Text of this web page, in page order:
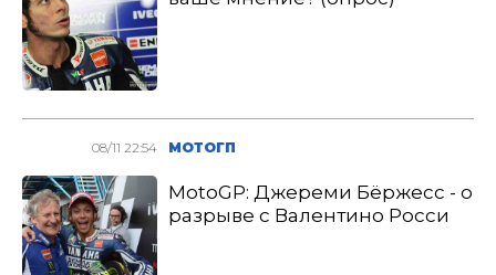
08/11 22:54 МОТОГП
MotoGP: Джереми Бёржесс - о
разрыве с Валентино Росси